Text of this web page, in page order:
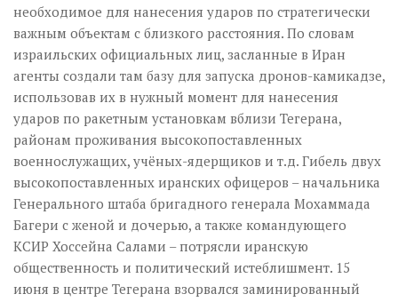
необходимое для нанесения ударов по стратегически
важным объектам с близкого расстояния. По словам
израильских официальных лиц, засланные в Иран
агенты создали там базу для запуска дронов-камикадзе,
использовав их в нужный момент для нанесения
ударов по ракетным установкам вблизи Тегерана,
районам проживания высокопоставленных
военнослужащих, учёных-ядерщиков и т.д. Гибель двух
высокопоставленных иранских офицеров – начальника
Генерального штаба бригадного генерала Мохаммада
Багери с женой и дочерью, а также командующего
КСИР Хоссейна Салами – потрясли иранскую
общественность и политический истеблишмент. 15
июня в центре Тегерана взорвался заминированный